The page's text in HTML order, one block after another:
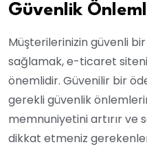
Güvenlik
Müşterilerinizin güvenli
sağlamak, e-ticaret
önemlidir. Güvenilir bir
gerekli güvenlik
memnuniyetini artırır ve
dikkat etmeniz